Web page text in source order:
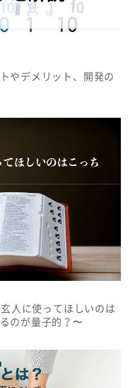
やデメリット、開発の
人に使ってほしいのは
のが量子的？〜